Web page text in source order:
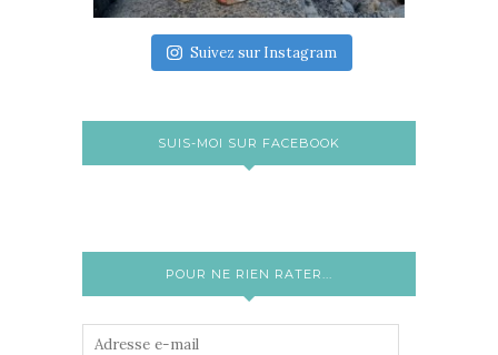
Suivez sur Instagram
SUIS-MOI SUR FACEBOOK
POUR NE RIEN RATER...